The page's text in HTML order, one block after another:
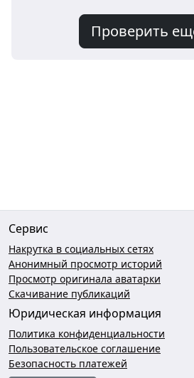
Проверить
Сервис
Накрутка в социальных сетях
Анонимный просмотр историй
Просмотр оригинала аватарки
Скачивание публикаций
Юридическая информация
Политика конфиденциальности
Пользовательское соглашение
Безопасность платежей